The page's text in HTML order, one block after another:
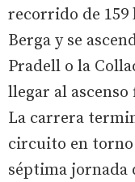
recorrido de
Berga y se
Pradell o la
llegar al
La carrera
circuito en
séptima jornada